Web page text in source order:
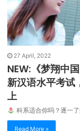
27 April, 2022
NEW:《梦翔中
新汉语水平考试
上
科系适合你吗？逐一
Read More »